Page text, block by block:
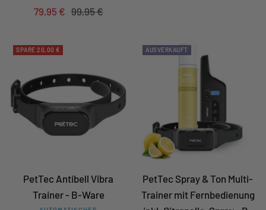
Angebotspreis
79,95 € Regulärer
99,95 €
SPARE 20,00 €
PetTec Antibell Vibra
Trainer - B-Ware
AUSVERKAUFT
PetTec Spray & Ton Multi-
Trainer mit Fernbedienung